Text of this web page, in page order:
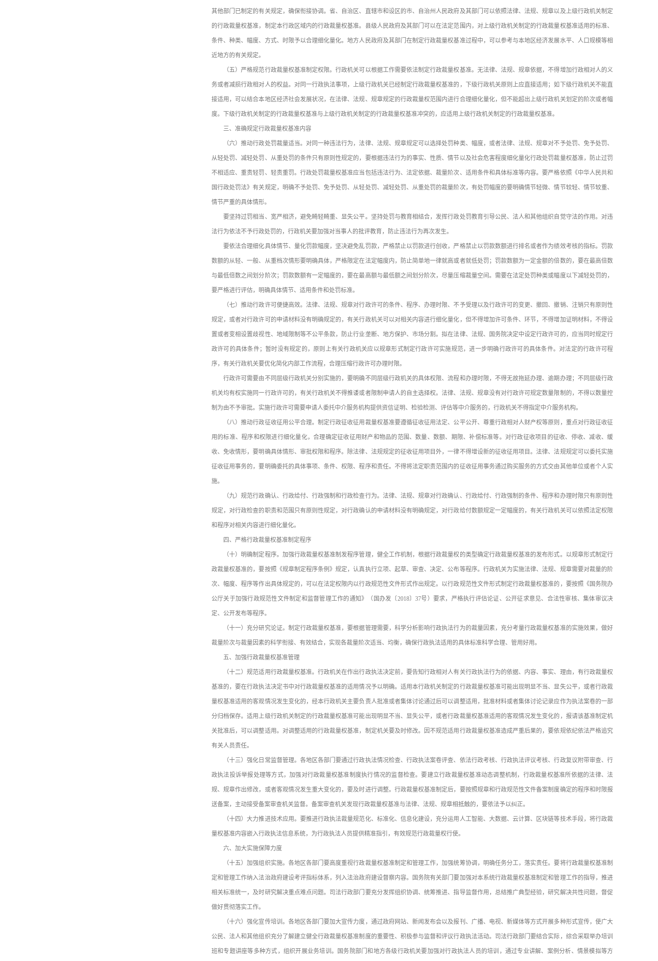
其他部门已制定的有关规定，确保衔接协调。省、自治区、直辖市和设区的市、自治州人民政府及其部门可以依照法律、法规、规章以及上级行政机关制定
的行政裁量权基准，制定本行政区域内的行政裁量权基准。县级人民政府及其部门可以在法定范围内，对上级行政机关制定的行政裁量权基准适用的标准、
条件、种类、幅度、方式、时限予以合理细化量化。地方人民政府及其部门在制定行政裁量权基准过程中，可以参考与本地区经济发展水平、人口规模等相
近地方的有关规定。
（五）严格规范行政裁量权基准制定权限。行政机关可以根据工作需要依法制定行政裁量权基准。无法律、法规、规章依据，不得增加行政相对人的义
务或者减损行政相对人的权益。对同一行政执法事项，上级行政机关已经制定行政裁量权基准的，下级行政机关原则上应直接适用；如下级行政机关不能直
接适用，可以结合本地区经济社会发展状况，在法律、法规、规章规定的行政裁量权范围内进行合理细化量化，但不能超出上级行政机关划定的阶次或者幅
度。下级行政机关制定的行政裁量权基准与上级行政机关制定的行政裁量权基准冲突的，应适用上级行政机关制定的行政裁量权基准。
三、准确规定行政裁量权基准内容
（六）推动行政处罚裁量适当。对同一种违法行为，法律、法规、规章规定可以选择处罚种类、幅度，或者法律、法规、规章对不予处罚、免予处罚、
从轻处罚、减轻处罚、从重处罚的条件只有原则性规定的，要根据违法行为的事实、性质、情节以及社会危害程度细化量化行政处罚裁量权基准，防止过罚
不相适应、重责轻罚、轻责重罚。行政处罚裁量权基准应当包括违法行为、法定依据、裁量阶次、适用条件和具体标准等内容。要严格依照《中华人民共和
国行政处罚法》有关规定，明确不予处罚、免予处罚、从轻处罚、减轻处罚、从重处罚的裁量阶次，有处罚幅度的要明确情节轻微、情节较轻、情节较重、
情节严重的具体情形。
要坚持过罚相当、宽严相济，避免畸轻畸重、显失公平。坚持处罚与教育相结合，发挥行政处罚教育引导公民、法人和其他组织自觉守法的作用。对违
法行为依法不予行政处罚的，行政机关要加强对当事人的批评教育，防止违法行为再次发生。
要依法合理细化具体情节、量化罚款幅度，坚决避免乱罚款，严格禁止以罚款进行创收，严格禁止以罚款数额进行排名或者作为绩效考核的指标。罚款
数额的从轻、一般、从重档次情形要明确具体，严格限定在法定幅度内，防止简单地一律就高或者就低处罚；罚款数额为一定金额的倍数的，要在最高倍数
与最低倍数之间划分阶次；罚款数额有一定幅度的，要在最高额与最低额之间划分阶次，尽量压缩裁量空间。需要在法定处罚种类或幅度以下减轻处罚的，
要严格进行评估，明确具体情节、适用条件和处罚标准。
（七）推动行政许可便捷高效。法律、法规、规章对行政许可的条件、程序、办理时限、不予受理以及行政许可的变更、撤回、撤销、注销只有原则性
规定，或者对行政许可的申请材料没有明确规定的，有关行政机关可以对相关内容进行细化量化，但不得增加许可条件、环节，不得增加证明材料，不得设
置或者变相设置歧视性、地域限制等不公平条款，防止行业垄断、地方保护、市场分割。拟在法律、法规、国务院决定中设定行政许可的，应当同时规定行
政许可的具体条件；暂时没有规定的，原则上有关行政机关应以规章形式制定行政许可实施规范，进一步明确行政许可的具体条件。对法定的行政许可程
序，有关行政机关要优化简化内部工作流程，合理压缩行政许可办理时限。
行政许可需要由不同层级行政机关分别实施的，要明确不同层级行政机关的具体权限、流程和办理时限，不得无故拖延办理、逾期办理；不同层级行政
机关均有权实施同一行政许可的，有关行政机关不得推诿或者限制申请人的自主选择权。法律、法规、规章没有对行政许可规定数量限制的，不得以数量控
制为由不予审批。实施行政许可需要申请人委托中介服务机构提供资信证明、检验检测、评估等中介服务的，行政机关不得指定中介服务机构。
（八）推动行政征收征用公平合理。制定行政征收征用裁量权基准要遵循征收征用法定、公平公开、尊重行政相对人财产权等原则，重点对行政征收征
用的标准、程序和权限进行细化量化，合理确定征收征用财产和物品的范围、数量、数额、期限、补偿标准等。对行政征收项目的征收、停收、减收、缓
收、免收情形，要明确具体情形、审批权限和程序。除法律、法规规定的征收征用项目外，一律不得增设新的征收征用项目。法律、法规规定可以委托实施
征收征用事务的，要明确委托的具体事项、条件、权限、程序和责任。不得将法定职责范围内的征收征用事务通过购买服务的方式交由其他单位或者个人实
施。
（九）规范行政确认、行政给付、行政强制和行政检查行为。法律、法规、规章对行政确认、行政给付、行政强制的条件、程序和办理时限只有原则性
规定，对行政检查的职责和范围只有原则性规定，对行政确认的申请材料没有明确规定，对行政给付数额规定一定幅度的，有关行政机关可以依照法定权限
和程序对相关内容进行细化量化。
四、严格行政裁量权基准制定程序
（十）明确制定程序。加强行政裁量权基准制发程序管理，健全工作机制，根据行政裁量权的类型确定行政裁量权基准的发布形式。以规章形式制定行
政裁量权基准的，要按照《规章制定程序条例》规定，认真执行立项、起草、审查、决定、公布等程序。行政机关为实施法律、法规、规章需要对裁量的阶
次、幅度、程序等作出具体规定的，可以在法定权限内以行政规范性文件形式作出规定。以行政规范性文件形式制定行政裁量权基准的，要按照《国务院办
公厅关于加强行政规范性文件制定和监督管理工作的通知》（国办发〔2018〕37号）要求，严格执行评估论证、公开征求意见、合法性审核、集体审议决
定、公开发布等程序。
（十一）充分研究论证。制定行政裁量权基准，要根据管理需要，科学分析影响行政执法行为的裁量因素，充分考量行政裁量权基准的实施效果，做好
裁量阶次与裁量因素的科学衔接、有效结合，实现各裁量阶次适当、均衡，确保行政执法适用的具体标准科学合理、管用好用。
五、加强行政裁量权基准管理
（十二）规范适用行政裁量权基准。行政机关在作出行政执法决定前，要告知行政相对人有关行政执法行为的依据、内容、事实、理由，有行政裁量权
基准的，要在行政执法决定书中对行政裁量权基准的适用情况予以明确。适用本行政机关制定的行政裁量权基准可能出现明显不当、显失公平，或者行政裁
量权基准适用的客观情况发生变化的，经本行政机关主要负责人批准或者集体讨论通过后可以调整适用，批准材料或者集体讨论记录应作为执法案卷的一部
分归档保存。适用上级行政机关制定的行政裁量权基准可能出现明显不当、显失公平，或者行政裁量权基准适用的客观情况发生变化的，报请该基准制定机
关批准后，可以调整适用。对调整适用的行政裁量权基准，制定机关要及时修改。因不规范适用行政裁量权基准造成严重后果的，要依规依纪依法严格追究
有关人员责任。
（十三）强化日常监督管理。各地区各部门要通过行政执法情况检查、行政执法案卷评查、依法行政考核、行政执法评议考核、行政复议附带审查、行
政执法投诉举报处理等方式，加强对行政裁量权基准制度执行情况的监督检查。要建立行政裁量权基准动态调整机制，行政裁量权基准所依据的法律、法
规、规章作出修改，或者客观情况发生重大变化的，要及时进行调整。行政裁量权基准制定后，要按照规章和行政规范性文件备案制度确定的程序和时限报
送备案，主动接受备案审查机关监督。备案审查机关发现行政裁量权基准与法律、法规、规章相抵触的，要依法予以纠正。
（十四）大力推进技术应用。要推进行政执法裁量规范化、标准化、信息化建设，充分运用人工智能、大数据、云计算、区块链等技术手段，将行政裁
量权基准内容嵌入行政执法信息系统，为行政执法人员提供精准指引，有效规范行政裁量权行使。
六、加大实施保障力度
（十五）加强组织实施。各地区各部门要高度重视行政裁量权基准制定和管理工作，加强统筹协调，明确任务分工，落实责任。要将行政裁量权基准制
定和管理工作纳入法治政府建设考评指标体系，列入法治政府建设督察内容。国务院有关部门要加强对本系统行政裁量权基准制定和管理工作的指导，推进
相关标准统一，及时研究解决重点难点问题。司法行政部门要充分发挥组织协调、统筹推进、指导监督作用，总结推广典型经验，研究解决共性问题，督促
做好贯彻落实工作。
（十六）强化宣传培训。各地区各部门要加大宣传力度，通过政府网站、新闻发布会以及报刊、广播、电视、新媒体等方式开展多种形式宣传，使广大
公民、法人和其他组织充分了解建立健全行政裁量权基准制度的重要性、积极参与监督和评议行政执法活动。司法行政部门要结合实际，综合采取举办培训
班和专题讲座等多种方式，组织开展业务培训。国务院部门和地方各级行政机关要加强对行政执法人员的培训，通过专业讲解、案例分析、情景模拟等方